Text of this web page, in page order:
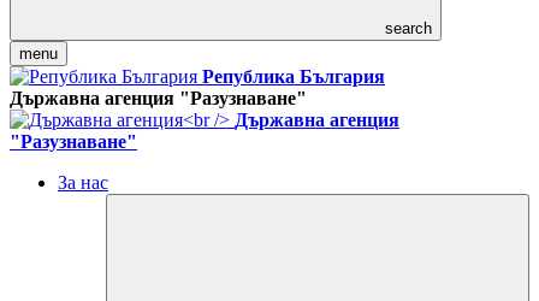
search
menu
Република България
Държавна агенция "Разузнаване"
Държавна агенция
"Разузнаване"
За нас